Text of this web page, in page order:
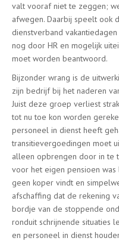
valt vooraf niet te zeggen;
afwegen. Daarbij speelt ook
dienstverband
nog door HR en mogelijk
moet worden beantwoord.
Bijzonder wrang is de
zijn bedrijf bij het naderen
Juist deze groep verliest
tot nu toe kon worden
personeel in dienst heeft
transitievergoedingen moet
alleen opbrengen door in te
voor het eigen pensioen
geen koper vindt en
afschaffing dat de rekening
bordje van de stoppende
ronduit schrijnende situaties
en personeel in dienst